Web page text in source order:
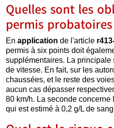
Quelles sont les
permis
En application de l'article
permis à six points doit
supplémentaires. La
de vitesse. En fait, sur les
chaussées, et le reste des
aucun cas dépasser
80 km/h. La seconde
qui est estimé à 0,2 g/L de